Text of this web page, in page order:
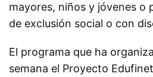
mayores, niños y jóvenes o
de exclusión social o con
El programa que ha
semana el Proyecto Edufinet